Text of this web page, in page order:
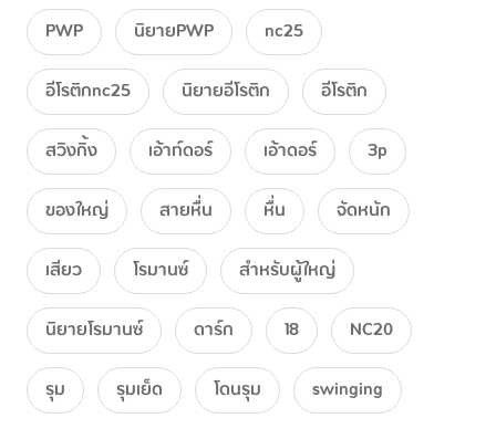
PWP นิยายPWP
nc25
อีโรติกnc25
นิยายอีโรติก
อีโรติก
สวิงกิ้ง
เอ้าท์ดอร์ เอ้าดอร์
3p
ของใหญ่
สายหื่น หื่น
จัดหนัก
เสียว
โรมานซ์
สำหรับผู้ใหญ่
นิยายโรมานซ์
ดาร์ก 18
NC20
รุม
รุมเย็ด โดนรุม swinging